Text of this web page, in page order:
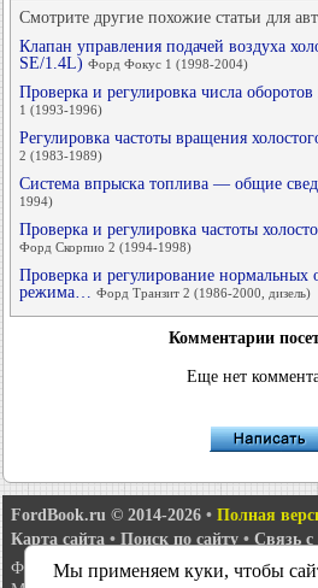
Смотрите другие похожие статьи для
Клапан управления подачей воздуха
SE/1.4L) Форд Фокус 1 (1998-2004)
Проверка и регулировка числа оборотов
1 (1993-1996)
Регулировка частоты вращения
2 (1983-1989)
Система впрыска топлива — общие
1994)
Проверка и регулировка частоты
Форд Скорпио 2 (1994-1998)
Проверка и регулирование нормальных
режима… Форд Транзит 2 (1986-2000, дизель)
Комментарии
Еще нет
FordBook.ru © 2014-2026 • Полная
Карта сайта • Поиск по сайту • Связь с
Фокус 1• Фокус Турнир 1•Фокус 2•
Мы применяем куки, чтобы